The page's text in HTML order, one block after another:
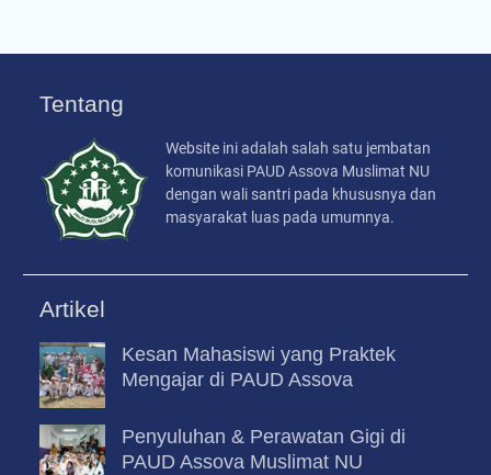
Tentang
Website ini adalah salah satu jembatan
komunikasi PAUD Assova Muslimat NU
dengan wali santri pada khususnya dan
masyarakat luas pada umumnya.
Artikel
Kesan Mahasiswi yang Praktek
Mengajar di PAUD Assova
Penyuluhan & Perawatan Gigi di
PAUD Assova Muslimat NU